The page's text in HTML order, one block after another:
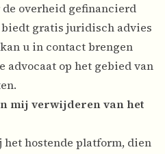
de overheid gefinancierd
gratis juridisch advies
u in contact brengen
advocaat op het gebied van
mij verwijderen van het
hostende platform, dien